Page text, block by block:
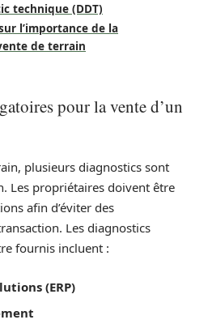
technique (DDT)
l’importance de la
de terrain
pour la vente d’un
plusieurs diagnostics sont
Les propriétaires doivent être
afin d’éviter des
Les diagnostics
fournis incluent :
(ERP)